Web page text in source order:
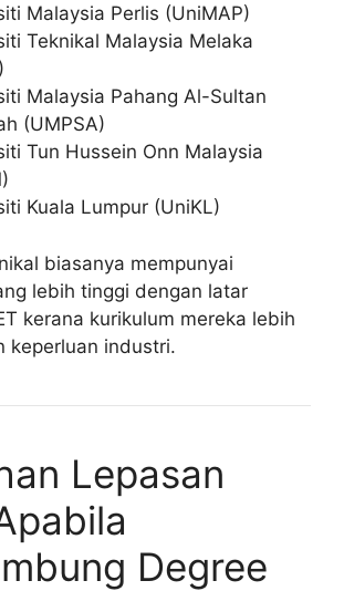
Malaysia Perlis (UniMAP)
Teknikal Malaysia Melaka
Malaysia Pahang Al-Sultan
(UMPSA)
Tun Hussein Onn Malaysia
Kuala Lumpur (UniKL)
biasanya mempunyai
lebih tinggi dengan latar
kerana kurikulum mereka lebih
keperluan industri.
Lepasan
Degree